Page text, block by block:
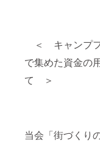
＜ キャンプ
で集めた資金の
て ＞
当会「街づくり